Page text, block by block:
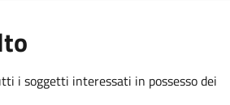
i soggetti interessati in possesso dei